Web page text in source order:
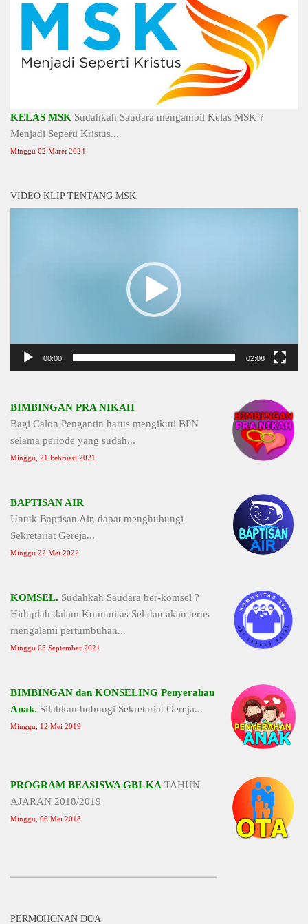
KELAS MSK Sudahkah Saudara mengambil Kelas MSK ?
Menjadi Seperti Kristus....
Minggu 02 Maret 2024
VIDEO KLIP TENTANG MSK
00:00 02:08
BIMBINGAN PRA NIKAH
Bagi Calon Pengantin harus mengikuti BPN
selama periode yang sudah...
Minggu, 21 Februari 2021
BAPTISAN AIR
Untuk Baptisan Air, dapat menghubungi
Sekretariat Gereja...
Minggu 22 Mei 2022
KOMSEL. Sudahkah Saudara ber-komsel ?
Hiduplah dalam Komunitas Sel dan akan terus
mengalami pertumbuhan...
Minggu 05 September 2021
BIMBINGAN dan KONSELING Penyerahan
Anak. Silahkan hubungi Sekretariat Gereja...
Minggu, 12 Mei 2019
PROGRAM BEASISWA GBI-KA TAHUN
AJARAN 2018/2019
Minggu, 06 Mei 2018
PERMOHONAN DOA